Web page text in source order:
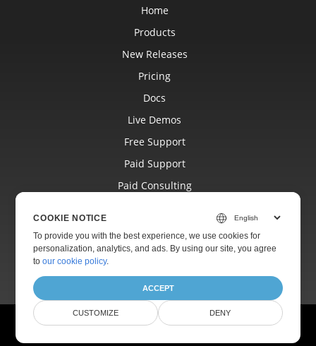
Home
Products
New Releases
Pricing
Docs
Live Demos
Free Support
Paid Support
Paid Consulting
Websites
About
© Aspose Pty Ltd 2001-2026.
COOKIE NOTICE
To provide you with the best experience, we use cookies for
personalization, analytics, and ads. By using our site, you agree
toour cookie policy.
ACCEPT
CUSTOMIZE DENY